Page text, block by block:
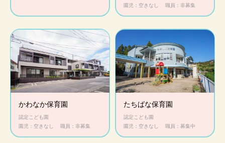
園児：空きなし
職員：非募集
かわなか保育園
認定こども園
園児：空きなし
職員：非募集
たちばな保育園
認定こども園
園児：空きなし
職員：募集中